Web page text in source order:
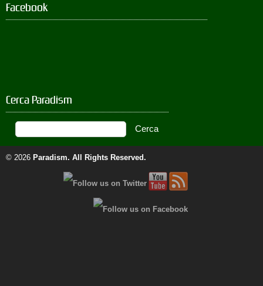
Facebook
Cerca Paradism
© 2026 Paradism. All Rights Reserved.